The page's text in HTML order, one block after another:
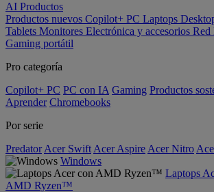
AI Productos
Productos nuevos Copilot+ PC Laptops
Tablets Monitores Electrónica y accesorios Red
Gaming portátil
Pro categoría
Copilot+ PC PC con IA Gaming Productos
Aprender Chromebooks
Por serie
Predator Acer Swift Acer Aspire Acer Nitro
Windows
Laptops
AMD Ryzen™